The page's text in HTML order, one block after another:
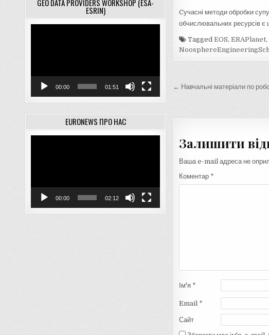
Cучасні методи обробки
обчислювальних ресурсів є
Tagged EOS, ERAPlanet,
Навігація
← Навчальні матеріали по
Залишити
Ваша e-mail адреса не
Коментар *
Ім'я *
Email *
Сайт
GEO DATA PROVIDERS WORKSHOP (ESA-
ESRIN)
00:00 01:51
EURONEWS ПРО НАС
00:00 02:12